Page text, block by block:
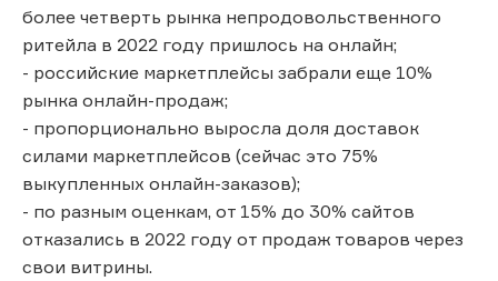
более четверть рынка непродовольственного
ритейла в 2022 году пришлось на онлайн;
- российские маркетплейсы забрали еще 10%
рынка онлайн-продаж;
- пропорционально выросла доля доставок
силами маркетплейсов (сейчас это 75%
выкупленных онлайн-заказов);
- по разным оценкам, от 15% до 30% сайтов
отказались в 2022 году от продаж товаров через
свои витрины.